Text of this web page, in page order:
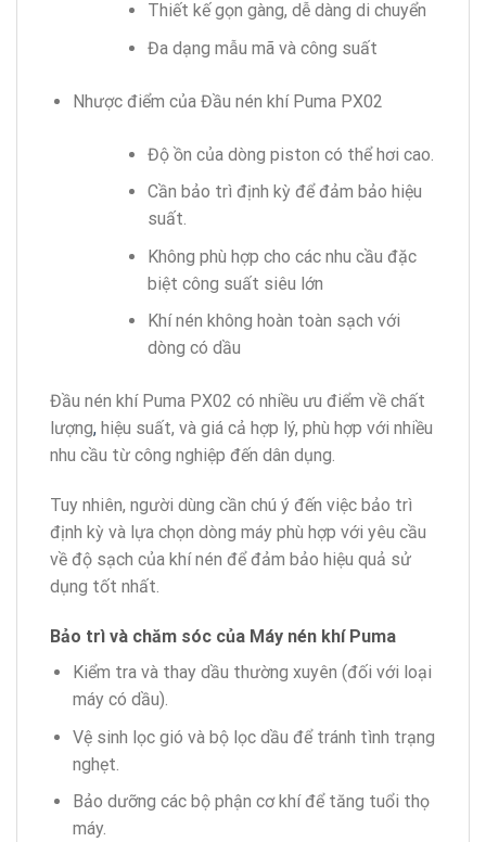
Thiết kế gọn gàng, dễ dàng di chuyển
Đa dạng mẫu mã và công suất
Nhược điểm của Đầu nén khí Puma PX02
Độ ồn của dòng piston có thể hơi cao.
Cần bảo trì định kỳ để đảm bảo hiệu
suất.
Không phù hợp cho các nhu cầu đặc
biệt công suất siêu lớn
Khí nén không hoàn toàn sạch với
dòng có dầu
Đầu nén khí Puma PX02 có nhiều ưu điểm về chất
lượng, hiệu suất, và giá cả hợp lý, phù hợp với nhiều
nhu cầu từ công nghiệp đến dân dụng.
Tuy nhiên, người dùng cần chú ý đến việc bảo trì
định kỳ và lựa chọn dòng máy phù hợp với yêu cầu
về độ sạch của khí nén để đảm bảo hiệu quả sử
dụng tốt nhất.
Bảo trì và chăm sóc của Máy nén khí Puma
Kiểm tra và thay dầu thường xuyên (đối với loại
máy có dầu).
Vệ sinh lọc gió và bộ lọc dầu để tránh tình trạng
nghẹt.
Bảo dưỡng các bộ phận cơ khí để tăng tuổi thọ
máy.